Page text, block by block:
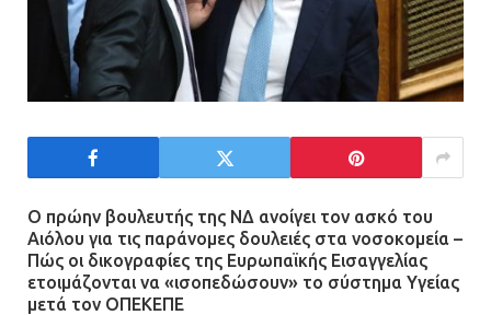
ανήλικους
21.07.2026 | 13:35
συγκρούστηκε με φορτηγό – Ένας
τραυματίας και κυκλοφοριακό χάος
Βριλήσσια: Αυτοκίνητο έσπασε
τζαμαρία και μπήκε μέσα σε μαγαζί
Ο πρώην βουλευτής της ΝΔ ανοίγει τον ασκό του
Αιόλου για τις παράνομες δουλειές στα νοσοκομεία –
Πώς οι δικογραφίες της Ευρωπαϊκής Εισαγγελίας
ετοιμάζονται να «ισοπεδώσουν» το σύστημα Υγείας
μετά τον ΟΠΕΚΕΠΕ